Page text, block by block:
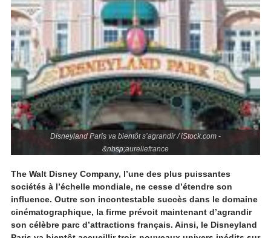
Disneyland Paris va bientôt s’agrandir / iStock.com -
&nbsp;aureliefrance
The Walt Disney Company, l’une des plus puissantes
sociétés à l’échelle mondiale, ne cesse d’étendre son
influence. Outre son incontestable succès dans le domaine
cinématographique, la firme prévoit maintenant d’agrandir
son célèbre parc d’attractions français. Ainsi, le Disneyland